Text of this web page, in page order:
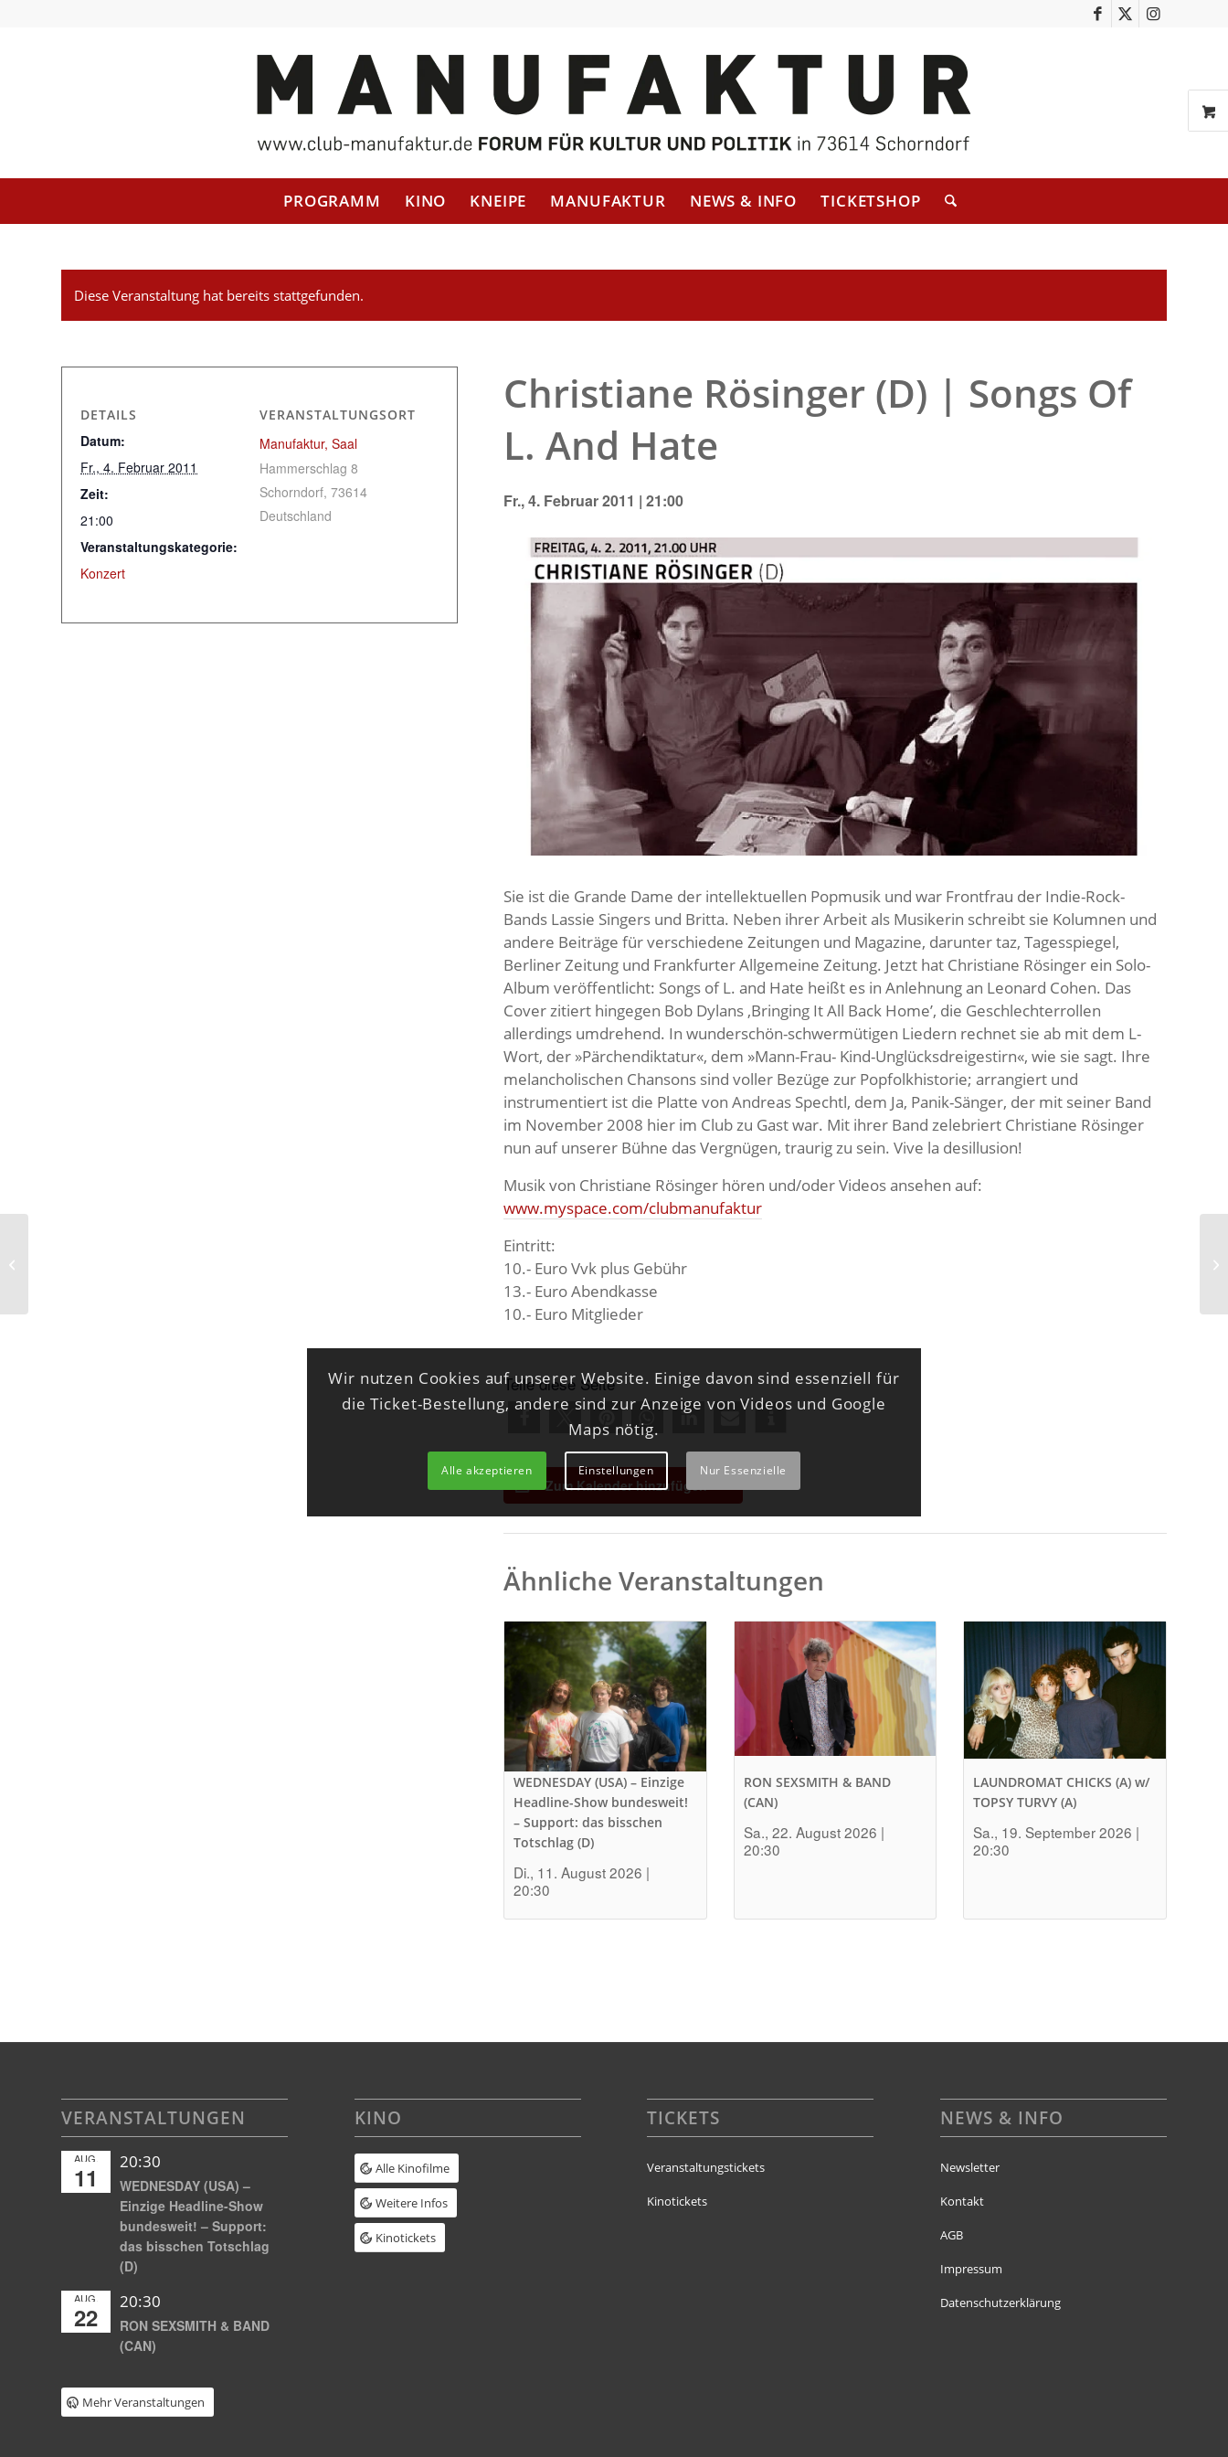
PROGRAMM KINO KNEIPE MANUFAKTUR NEWS & INFO TICKETSHOP
Diese Veranstaltung hat bereits stattgefunden.
Christiane Rösinger (D) | Songs Of
L. And Hate
Fr., 4. Februar 2011 | 21:00
Sie ist die Grande Dame der intellektuellen Popmusik und war Frontfrau der Indie-Rock-
Bands Lassie Singers und Britta. Neben ihrer Arbeit als Musikerin schreibt sie Kolumnen und
andere Beiträge für verschiedene Zeitungen und Magazine, darunter taz, Tagesspiegel,
Berliner Zeitung und Frankfurter Allgemeine Zeitung. Jetzt hat Christiane Rösinger ein Solo-
Album veröffentlicht: Songs of L. and Hate heißt es in Anlehnung an Leonard Cohen. Das
Cover zitiert hingegen Bob Dylans ‚Bringing It All Back Home’, die Geschlechterrollen
allerdings umdrehend. In wunderschön-schwermütigen Liedern rechnet sie ab mit dem L-
Wort, der »Pärchendiktatur«, dem »Mann-Frau- Kind-Unglücksdreigestirn«, wie sie sagt. Ihre
melancholischen Chansons sind voller Bezüge zur Popfolkhistorie; arrangiert und
instrumentiert ist die Platte von Andreas Spechtl, dem Ja, Panik-Sänger, der mit seiner Band
im November 2008 hier im Club zu Gast war. Mit ihrer Band zelebriert Christiane Rösinger
nun auf unserer Bühne das Vergnügen, traurig zu sein. Vive la desillusion!
Musik von Christiane Rösinger hören und/oder Videos ansehen auf:
www.myspace.com/clubmanufaktur
Eintritt:
10.- Euro Vvk plus Gebühr
13.- Euro Abendkasse
10.- Euro Mitglieder
Teile diese Seite
Zum Kalender hinzufügen
Ähnliche Veranstaltungen
WEDNESDAY (USA) – Einzige
Headline-Show bundesweit!
– Support: das bisschen
Totschlag (D)
Di., 11. August 2026 |
20:30
RON SEXSMITH & BAND
(CAN)
Sa., 22. August 2026 |
20:30
LAUNDROMAT CHICKS (A) w/
TOPSY TURVY (A)
Sa., 19. September 2026 |
20:30
DETAILS
Datum:
Fr., 4. Februar 2011
Zeit:
21:00
Veranstaltungskategorie:
Konzert
VERANSTALTUNGSORT
Manufaktur, Saal
Hammerschlag 8
Schorndorf, 73614
Deutschland
VERANSTALTUNGEN
AUG.
11
20:30
WEDNESDAY (USA) –
Einzige Headline-Show
bundesweit! – Support:
das bisschen Totschlag
(D)
AUG.
22
20:30
RON SEXSMITH & BAND
(CAN)
Mehr Veranstaltungen
KINO
Alle Kinofilme
Weitere Infos
Kinotickets
TICKETS
Veranstaltungstickets
Kinotickets
NEWS & INFO
Newsletter
Kontakt
AGB
Impressum
Datenschutzerklärung
Wir nutzen Cookies auf unserer Website. Einige davon sind essenziell für
die Ticket-Bestellung, andere sind zur Anzeige von Videos und Google
Maps nötig.
Alle akzeptieren Einstellungen Nur Essenzielle